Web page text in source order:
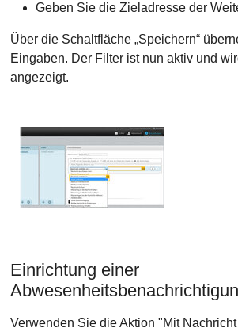
Geben Sie die Zieladresse der
Über die Schaltfläche „Speichern“
Eingaben. Der Filter ist nun aktiv und
angezeigt.
Einrichtung einer
Verwenden Sie die Aktion "Mit